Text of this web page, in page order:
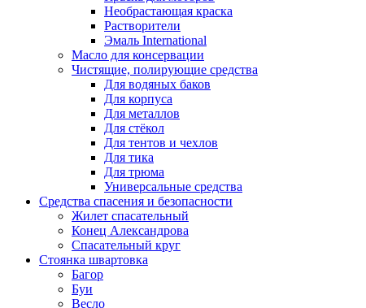
Необрастающая краска
Растворители
Эмаль International
Масло для консервации
Чистящие, полирующие средства
Для водяных баков
Для корпуса
Для металлов
Для стёкол
Для тентов и чехлов
Для тика
Для трюма
Универсальные средства
Средства спасения и безопасности
Жилет спасательный
Конец Александрова
Спасательный круг
Стоянка швартовка
Багор
Буи
Весло